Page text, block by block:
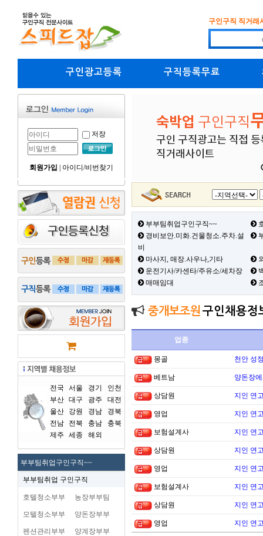
구인구직 직거래
구인광고등록 구직등록무료
저장
회원가입 아이디/비번찾기
전국 서울 경기
인천
부산 대구 광주
대전
울산
강원 경남
경북
전남
전북 충남
충북
제주
세종 해외
부부팀취업구인구직~~
부부팀취업 구인구직
호텔청소부부 농장부부팀
모텔청소부부 양돈장부부
펜션관리부부 양계장부부
부부팀취업구인구직~~
경비보안.미화.건물청소.주차.설
비
마사지, 매장.사우나,기타
운전기사/카센타/주유소/세차장
매매임대
중개보조원 구인채용정
업종
몽골 천안 성
베트남 양돈장
상담원 지인 연
영업 지인 연
보험설계사 지인 연
상담원 지인 연
영업 지인 연
보험설계사 지인 연
상담원 지인 연
영업 지인 연